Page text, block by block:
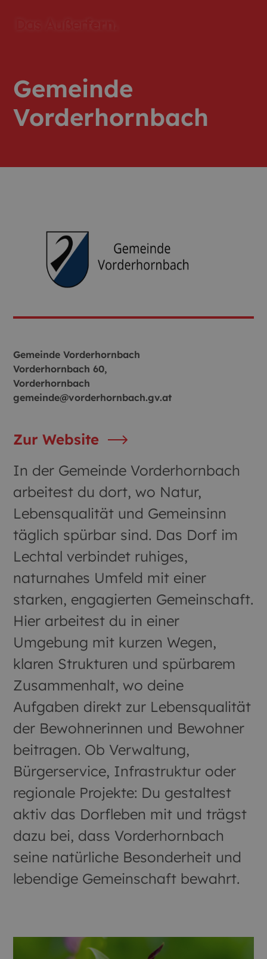
Gemeinde
Vorderhornbach
Gemeinde Vorderhornbach
Vorderhornbach 60,
Vorderhornbach
gemeinde@vorderhornbach.gv.at
Zur Website
In der Gemeinde Vorderhornbach
arbeitest du dort, wo Natur,
Lebensqualität und Gemeinsinn
täglich spürbar sind. Das Dorf im
Lechtal verbindet ruhiges,
naturnahes Umfeld mit einer
starken, engagierten Gemeinschaft.
Hier arbeitest du in einer
Umgebung mit kurzen Wegen,
klaren Strukturen und spürbarem
Zusammenhalt, wo deine
Aufgaben direkt zur Lebensqualität
der Bewohnerinnen und Bewohner
beitragen. Ob Verwaltung,
Bürgerservice, Infrastruktur oder
regionale Projekte: Du gestaltest
aktiv das Dorfleben mit und trägst
dazu bei, dass Vorderhornbach
seine natürliche Besonderheit und
lebendige Gemeinschaft bewahrt.